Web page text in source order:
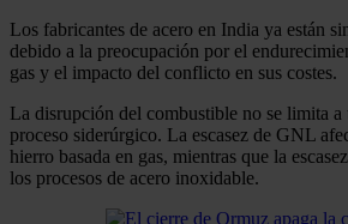
Los fabricantes de acero en India ya están
debido a la preocupación por el
gas y el impacto del conflicto en sus costes.
La disrupción del combustible no se limita a
proceso siderúrgico. La escasez de GNL
hierro basada en gas, mientras que la
los procesos de acero inoxidable.